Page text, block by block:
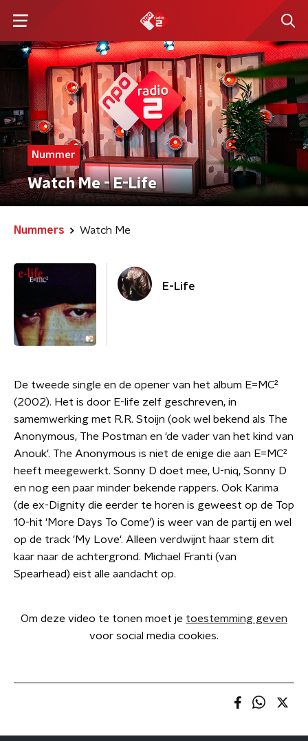
Nummer
Watch Me - E-Life
Nummers Watch Me
E-Life
De tweede single en de opener van het album E=MC²
(2002). Het is door E-life zelf geschreven, in
samemwerking met R.R. Stoijn (ook wel bekend als The
Anonymous, The Postman en 'de vader van het kind van
Anouk'. The Anonymous is niet de enige die aan E=MC²
heeft meegewerkt. Sonny D doet mee, U-niq, Sonny D
en nog een paar minder bekende rappers. Ook Karima
(de ex-Dignity die eerder te horen is geweest op de Top
10-hit 'More Days To Come') is weer van de partij en wel
op de track 'My Love'. Alleen verdwijnt haar stem dit
kaar naar de achtergrond. Michael Franti (van
Spearhead) eist alle aandacht op.
Om deze video te tonen moet je toestemming geven
voor social media cookies.